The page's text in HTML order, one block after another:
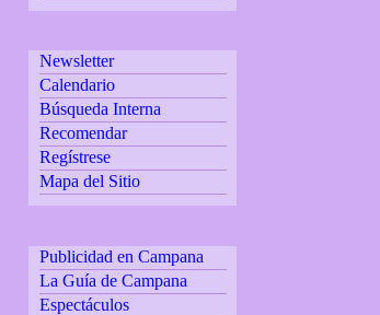
Newsletter
Calendario
Búsqueda Interna
Recomendar
Regístrese
Mapa del Sitio
Publicidad en Campana
La Guía de Campana
Espectáculos